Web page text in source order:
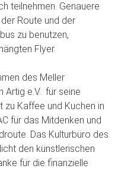
teilnehmen. Genauere
Route und der
zu benutzen,
Flyer.
des Meller
Artig e.V. für seine
zu Kaffee und Kuchen in
für das Mitdenken und
Das Kulturbüro des
den künstlerischen
für die finanzielle